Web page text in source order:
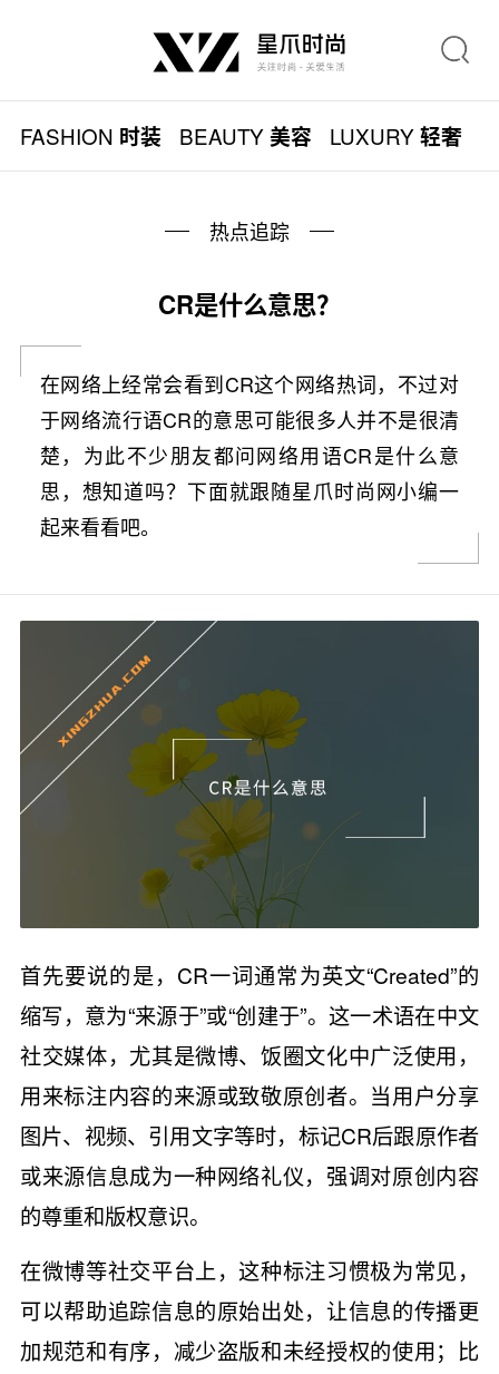
FASHION 时装 BEAUTY美容 LUXURY轻奢
热点追踪
CR是什么意思？
在网络上经常会看到CR这个网络热词，不过对
于网络流行语CR的意思可能很多人并不是很清
楚，为此不少朋友都问网络用语CR是什么意
思，想知道吗？下面就跟随星爪时尚网小编一
起来看看吧。
首先要说的是，CR一词通常为英文“Created”的
缩写，意为“来源于”或“创建于”。这一术语在中文
社交媒体，尤其是微博、饭圈文化中广泛使用，
用来标注内容的来源或致敬原创者。当用户分享
图片、视频、引用文字等时，标记CR后跟原作者
或来源信息成为一种网络礼仪，强调对原创内容
的尊重和版权意识。
在微博等社交平台上，这种标注习惯极为常见，
可以帮助追踪信息的原始出处，让信息的传播更
加规范和有序，减少盗版和未经授权的使用；比